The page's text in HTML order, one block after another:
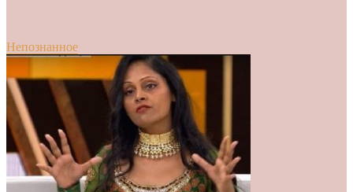
Непознанное